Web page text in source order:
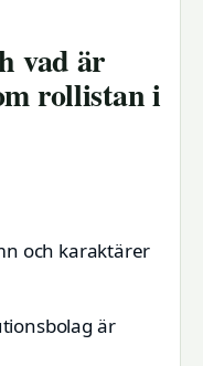
vad är
rollistan i
och karaktärer
är